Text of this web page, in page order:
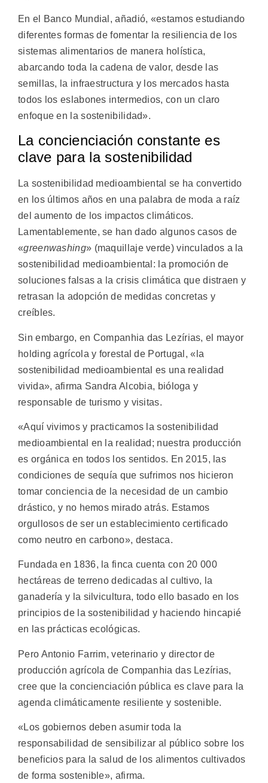
En el Banco Mundial, añadió, «estamos estudiando
diferentes formas de fomentar la resiliencia de los
sistemas alimentarios de manera holística,
abarcando toda la cadena de valor, desde las
semillas, la infraestructura y los mercados hasta
todos los eslabones intermedios, con un claro
enfoque en la sostenibilidad».
La concienciación constante es
clave para la sostenibilidad
La sostenibilidad medioambiental se ha convertido
en los últimos años en una palabra de moda a raíz
del aumento de los impactos climáticos.
Lamentablemente, se han dado algunos casos de
«greenwashing» (maquillaje verde) vinculados a la
sostenibilidad medioambiental: la promoción de
soluciones falsas a la crisis climática que distraen y
retrasan la adopción de medidas concretas y
creíbles.
Sin embargo, en Companhia das Lezírias, el mayor
holding agrícola y forestal de Portugal, «la
sostenibilidad medioambiental es una realidad
vivida», afirma Sandra Alcobia, bióloga y
responsable de turismo y visitas.
«Aquí vivimos y practicamos la sostenibilidad
medioambiental en la realidad; nuestra producción
es orgánica en todos los sentidos. En 2015, las
condiciones de sequía que sufrimos nos hicieron
tomar conciencia de la necesidad de un cambio
drástico, y no hemos mirado atrás. Estamos
orgullosos de ser un establecimiento certificado
como neutro en carbono», destaca.
Fundada en 1836, la finca cuenta con 20 000
hectáreas de terreno dedicadas al cultivo, la
ganadería y la silvicultura, todo ello basado en los
principios de la sostenibilidad y haciendo hincapié
en las prácticas ecológicas.
Pero Antonio Farrim, veterinario y director de
producción agrícola de Companhia das Lezírias,
cree que la concienciación pública es clave para la
agenda climáticamente resiliente y sostenible.
«Los gobiernos deben asumir toda la
responsabilidad de sensibilizar al público sobre los
beneficios para la salud de los alimentos cultivados
de forma sostenible», afirma.